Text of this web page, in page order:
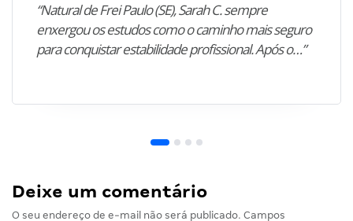
“Natural de Frei Paulo (SE), Sarah C. sempre
enxergou os estudos como o caminho mais seguro
para conquistar estabilidade profissional. Após o…”
Deixe um comentário
O seu endereço de e-mail não será publicado. Campos